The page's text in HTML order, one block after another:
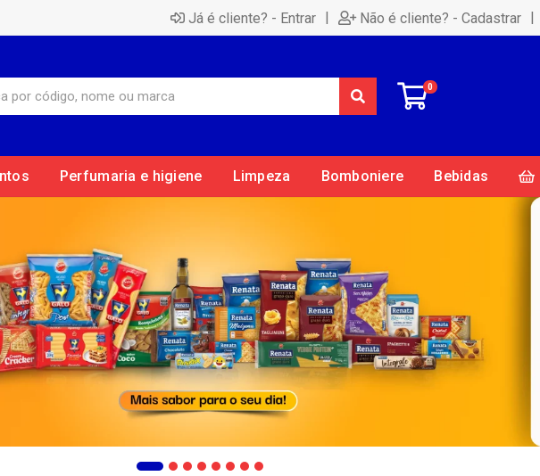
Já é cliente? - Entrar | Não é cliente? - Cadastrar |
0
Perfumaria e higiene Limpeza Bomboniere Bebidas